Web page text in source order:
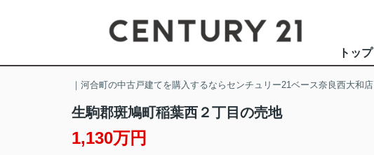
トップ
｜河合町の中古戸建てを購入するならセンチュリー21ベース奈良西大和店
生駒郡斑鳩町稲葉西２丁目の売地
1,130万円